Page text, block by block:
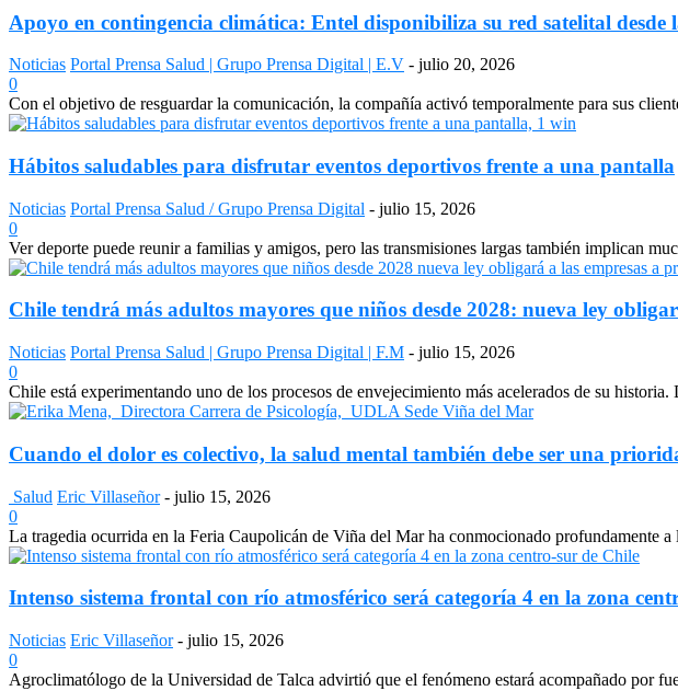
Apoyo en contingencia climática: Entel disponibiliza su red satelital desde
Noticias Portal Prensa Salud | Grupo Prensa Digital | E.V - julio 20, 2026
0
Con el objetivo de resguardar la comunicación, la compañía activó temporalmente para sus
Hábitos saludables para disfrutar eventos deportivos frente a una pantalla
Noticias Portal Prensa Salud / Grupo Prensa Digital - julio 15, 2026
0
Ver deporte puede reunir a familias y amigos, pero las transmisiones largas también implican
Chile tendrá más adultos mayores que niños desde 2028: nueva ley
Noticias Portal Prensa Salud | Grupo Prensa Digital | F.M - julio 15, 2026
0
Chile está experimentando uno de los procesos de envejecimiento más acelerados de su
Cuando el dolor es colectivo, la salud mental también debe ser una
Salud Eric Villaseñor - julio 15, 2026
0
La tragedia ocurrida en la Feria Caupolicán de Viña del Mar ha conmocionado profundamente
Intenso sistema frontal con río atmosférico será categoría 4 en la zona
Noticias Eric Villaseñor - julio 15, 2026
0
Agroclimatólogo de la Universidad de Talca advirtió que el fenómeno estará acompañado por